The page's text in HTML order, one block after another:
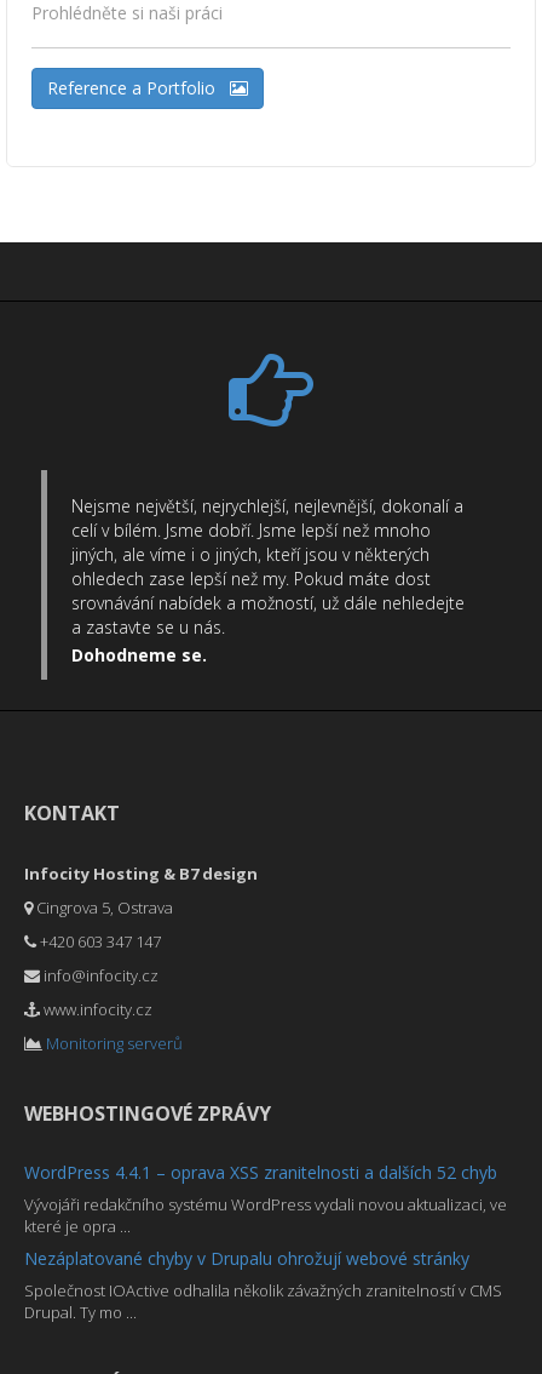
Prohlédněte si naši práci
Reference a Portfolio
Nejsme největší, nejrychlejší, nejlevnější, dokonalí a
celí v bílém. Jsme dobří. Jsme lepší než mnoho
jiných, ale víme i o jiných, kteří jsou v některých
ohledech zase lepší než my. Pokud máte dost
srovnávání nabídek a možností, už dále nehledejte
a zastavte se u nás.
Dohodneme se.
KONTAKT
Infocity Hosting & B7 design
Cingrova 5, Ostrava
+420 603 347 147
info@infocity.cz
www.infocity.cz
Monitoring serverů
WEBHOSTINGOVÉ ZPRÁVY
WordPress 4.4.1 – oprava XSS zranitelnosti a dalších 52 chyb
Vývojáři redakčního systému WordPress vydali novou aktualizaci, ve
které je opra ...
Nezáplatované chyby v Drupalu ohrožují webové stránky
Společnost IOActive odhalila několik závažných zranitelností v CMS
Drupal. Ty mo ...